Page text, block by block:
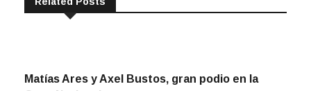
Matías Ares y Axel Bustos, gran podio en la